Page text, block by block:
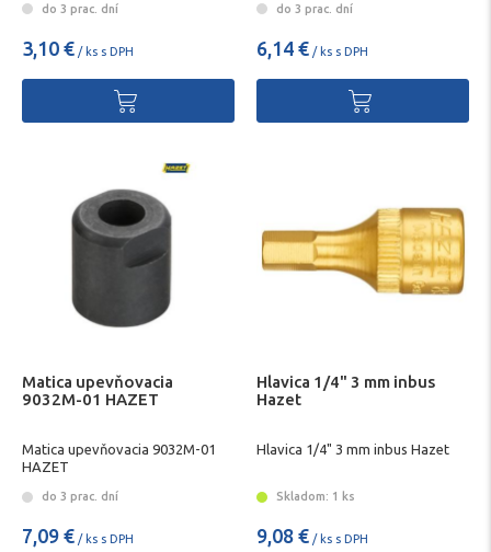
do 3 prac. dní
3,10 € / ks s DPH
do 3 prac. dní
6,14 € / ks s DPH
Matica upevňovacia
9032M-01 HAZET
Matica upevňovacia 9032M-01
HAZET
do 3 prac. dní
7,09 € / ks s DPH
Hlavica 1/4" 3 mm inbus
Hazet
Hlavica 1/4" 3 mm inbus Hazet
Skladom: 1 ks
9,08 € / ks s DPH